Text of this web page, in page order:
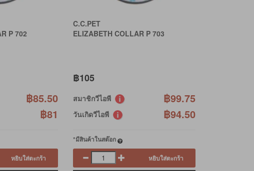
P 702
฿85.50
฿81
หยิบใส่ตะกร้า
C.C.PET
ELIZABETH COLLAR P 703
฿105
สมาชิกวีไอพี ฿99.75
วันเกิดวีไอพี ฿94.50
*มีสินค้าในสต๊อก
หยิบใส่ตะกร้า